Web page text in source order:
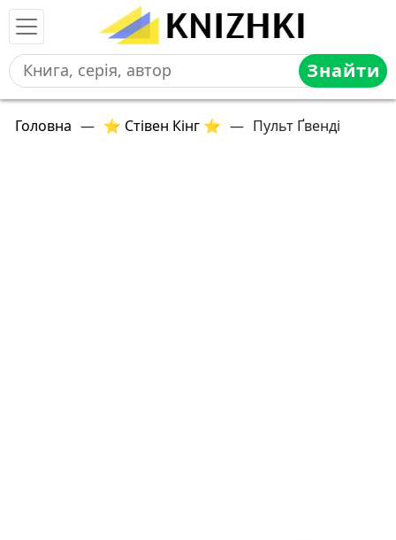
Знайти
Головна — ⭐ Стівен Кінг ⭐ — Пульт Ґвенді